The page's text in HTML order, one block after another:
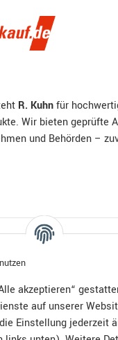
akzeptieren“
auf unserer
Einstellung jederzeit
R. Kuhnfür
Wir bieten geprüfte
und Behörden –